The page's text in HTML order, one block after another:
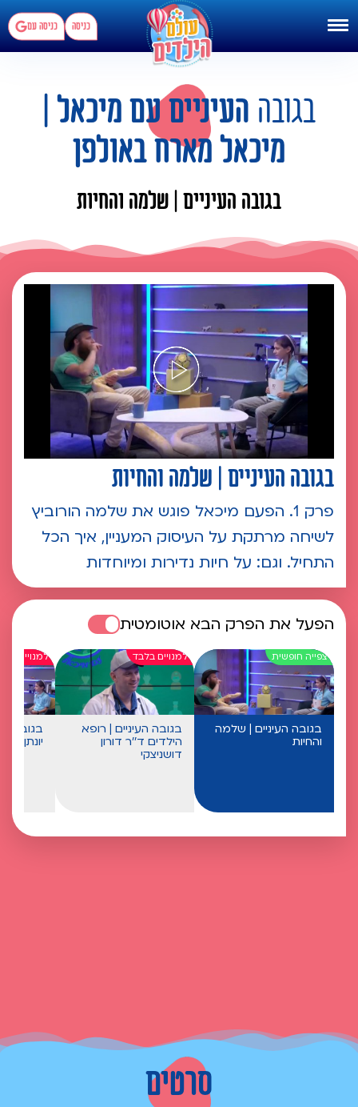
כניסה כניסה עם
בגובה העיניים עם מיכאל |
מיכאל מארח באולפן
בגובה העיניים | שלמה והחיות
בגובה העיניים | שלמה והחיות
פרק 1. הפעם מיכאל פוגש את שלמה הורוביץ
לשיחה מרתקת על העיסוק המעניין, איך הכל
התחיל. וגם: על חיות נדירות ומיוחדות
הפעל את הפרק הבא אוטומטית
בגובה העיניים | שלמה
והחיות
בגובה העיניים | רופא
הילדים ד''ר דורון
דושניצקי
בגובה
יונתן,
סרטים